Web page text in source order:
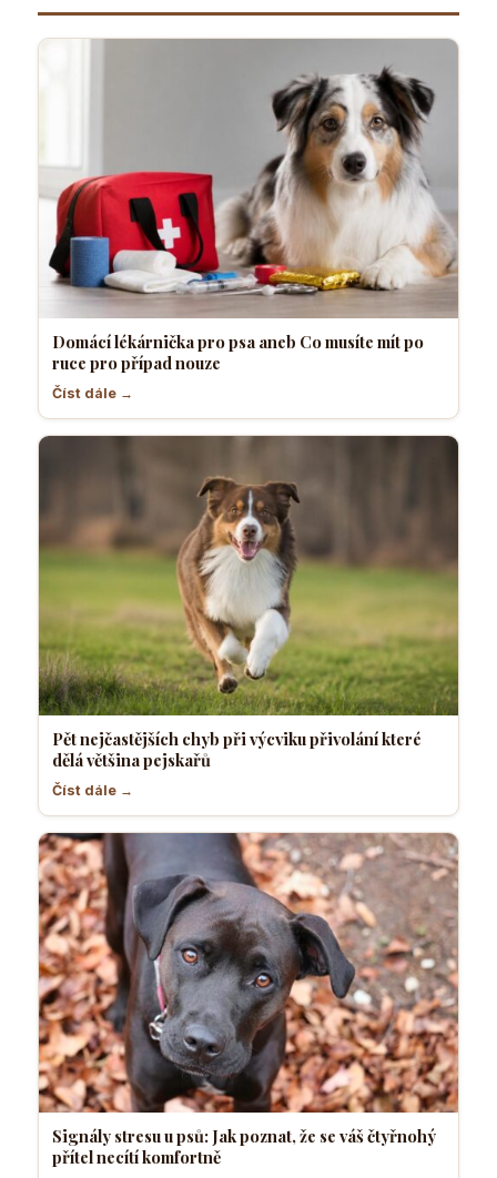
Domácí lékárnička pro psa aneb Co musíte mít po
ruce pro případ nouze
Číst dále →
Pět nejčastějších chyb při výcviku přivolání které
dělá většina pejskařů
Číst dále →
Signály stresu u psů: Jak poznat, že se váš čtyřnohý
přítel necítí komfortně